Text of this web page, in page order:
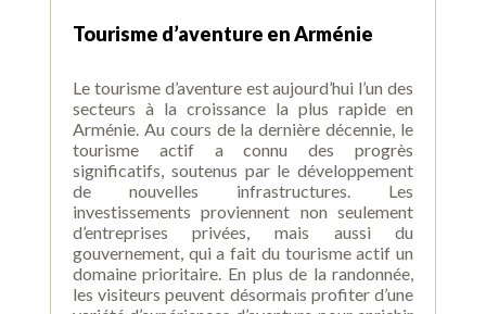
Tourisme d’aventure en Arménie
Le tourisme d’aventure est aujourd’hui l’un des
secteurs à la croissance la plus rapide en
Arménie. Au cours de la dernière décennie, le
tourisme actif a connu des progrès
significatifs, soutenus par le développement
de nouvelles infrastructures. Les
investissements proviennent non seulement
d’entreprises privées, mais aussi du
gouvernement, qui a fait du tourisme actif un
domaine prioritaire. En plus de la randonnée,
les visiteurs peuvent désormais profiter d’une